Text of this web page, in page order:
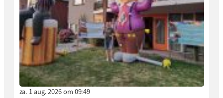
za. 1 aug. 2026 om 09:49